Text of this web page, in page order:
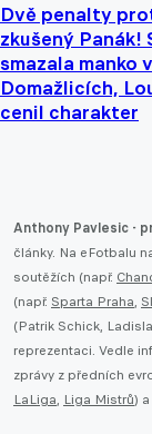
Dvě penalty
zkušený Panák!
smazala manko v
Domažlicích,
cenil charakter
Anthony Pavlesic -
články. Na eFotbalu
soutěžích (např.
(např. Sparta Praha,
(Patrik Schick,
reprezentaci. Vedle
zprávy z předních
LaLiga, Liga Mistrů)